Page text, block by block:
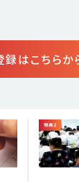
はこちらか